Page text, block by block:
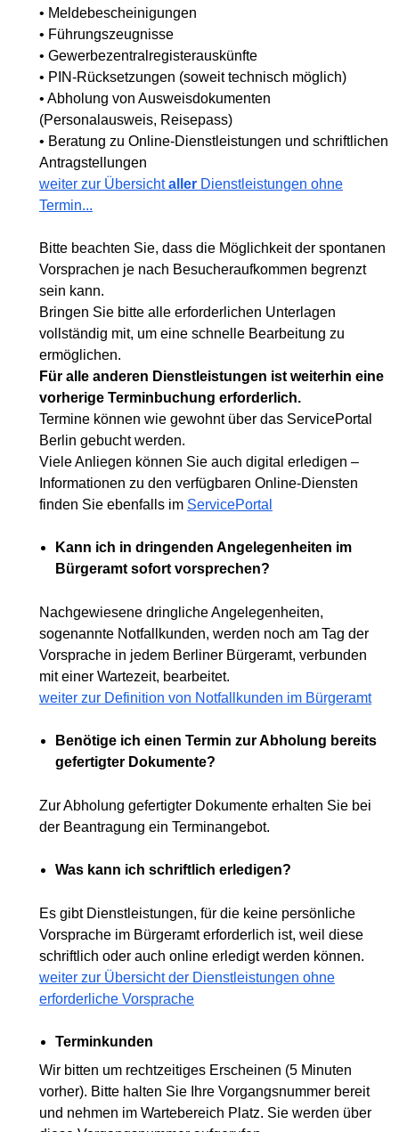
• Meldebescheinigungen
• Führungszeugnisse
• Gewerbezentralregisterauskünfte
• PIN-Rücksetzungen (soweit technisch möglich)
• Abholung von Ausweisdokumenten
(Personalausweis, Reisepass)
• Beratung zu Online-Dienstleistungen und schriftlichen
Antragstellungen
weiter zur Übersichtaller Dienstleistungen ohne
Termin...
Bitte beachten Sie, dass die Möglichkeit der spontanen
Vorsprachen je nach Besucheraufkommen begrenzt
sein kann.
Bringen Sie bitte alle erforderlichen Unterlagen
vollständig mit, um eine schnelle Bearbeitung zu
ermöglichen.
Für alle anderen Dienstleistungen ist weiterhin eine
vorherige Terminbuchung erforderlich.
Termine können wie gewohnt über das ServicePortal
Berlin gebucht werden.
Viele Anliegen können Sie auch digital erledigen –
Informationen zu den verfügbaren Online-Diensten
finden Sie ebenfalls im ServicePortal
Kann ich in dringenden Angelegenheiten im
Bürgeramt sofort vorsprechen?
Nachgewiesene dringliche Angelegenheiten,
sogenannte Notfallkunden, werden noch am Tag der
Vorsprache in jedem Berliner Bürgeramt, verbunden
mit einer Wartezeit, bearbeitet.
weiter zur Definition von Notfallkunden im Bürgeramt
Benötige ich einen Termin zur Abholung bereits
gefertigter Dokumente?
Zur Abholung gefertigter Dokumente erhalten Sie bei
der Beantragung ein Terminangebot.
Was kann ich schriftlich erledigen?
Es gibt Dienstleistungen, für die keine persönliche
Vorsprache im Bürgeramt erforderlich ist, weil diese
schriftlich oder auch online erledigt werden können.
weiter zur Übersicht der Dienstleistungen ohne
erforderliche Vorsprache
Terminkunden
Wir bitten um rechtzeitiges Erscheinen (5 Minuten
vorher). Bitte halten Sie Ihre Vorgangsnummer bereit
und nehmen im Wartebereich Platz. Sie werden über